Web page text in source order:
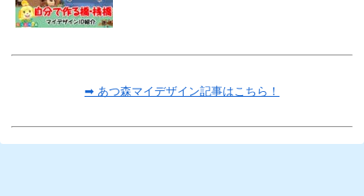
➡ あつ森マイデザイン記事はこちら！